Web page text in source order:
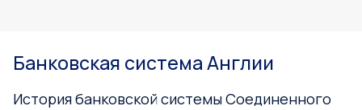
Банковская система Англии
История банковской системы Соединенного